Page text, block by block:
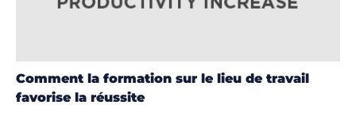
Comment la formation sur le lieu de travail
favorise la réussite